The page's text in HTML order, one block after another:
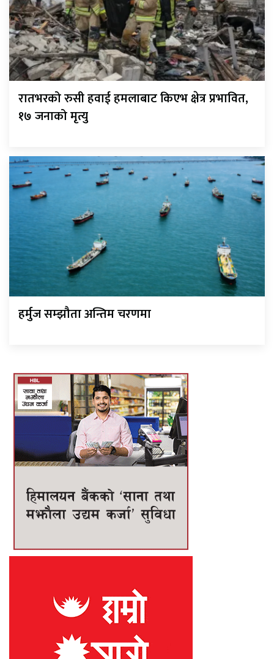
रातभरको रुसी हवाई हमलाबाट किएभ क्षेत्र प्रभावित,
१७ जनाको मृत्यु
हर्मुज सम्झौता अन्तिम चरणमा